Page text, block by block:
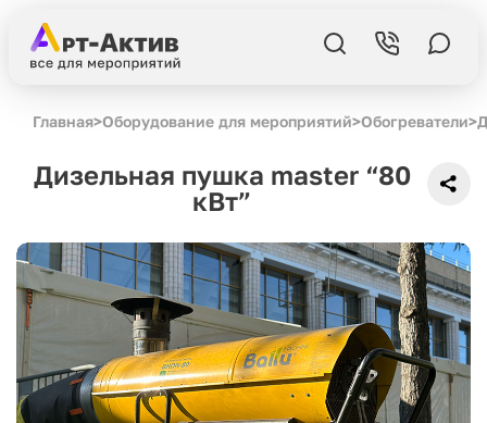
Главная>Оборудование для мероприятий>Обогреватели>
Дизельная пушка master “80
кВт”